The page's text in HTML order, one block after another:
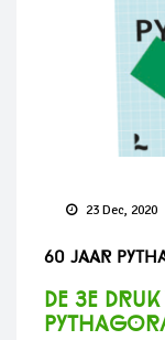
23 Dec, 2020
60 jaar
De 3e druk